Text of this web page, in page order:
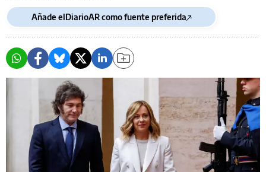
Añade elDiarioAR como fuente preferida